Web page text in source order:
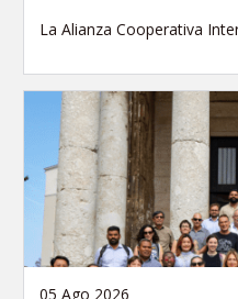
La Alianza Cooperativa
05 Ago 2026